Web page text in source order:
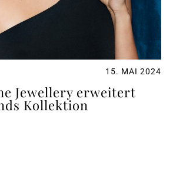
15. MAI 2024
Jewellery erweitert
Kollektion